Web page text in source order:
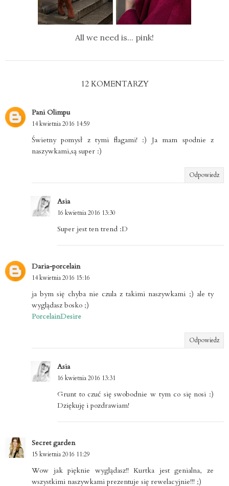
All we need is... pink!
12 KOMENTARZY
Pani Olimpu
14 kwietnia 2016 14:59
Świetny pomysł z tymi flagami! :) Ja mam spodnie z
naszywkami,są super :)
Odpowiedz
Asia
16 kwietnia 2016 13:30
Super jest ten trend :D
Daria-porcelain
14 kwietnia 2016 15:16
ja bym się chyba nie czula z takimi naszywkami ;) ale ty
wyglądasz bosko ;)
PorcelainDesire
Odpowiedz
Asia
16 kwietnia 2016 13:31
Grunt to czuć się swobodnie w tym co się nosi :)
Dziękuję i pozdrawiam!
Secret garden
15 kwietnia 2016 11:29
Wow jak pięknie wyglądasz!! Kurtka jest genialna, ze
wszystkimi naszywkami prezentuje się rewelacyjnie!!! ;)